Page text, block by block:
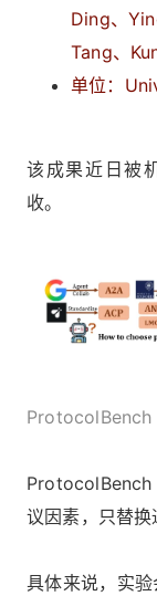
Ding、
Tang、
单位：
该成果近日被
收。
ProtocolBench
ProtocolBench
议因素，只替换
具体来说，实